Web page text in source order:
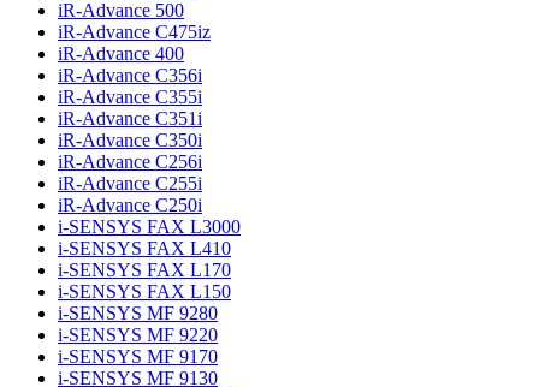
iR-Advance 500
iR-Advance C475iz
iR-Advance 400
iR-Advance C356i
iR-Advance C355i
iR-Advance C351i
iR-Advance C350i
iR-Advance C256i
iR-Advance C255i
iR-Advance C250i
i-SENSYS FAX L3000
i-SENSYS FAX L410
i-SENSYS FAX L170
i-SENSYS FAX L150
i-SENSYS MF 9280
i-SENSYS MF 9220
i-SENSYS MF 9170
i-SENSYS MF 9130